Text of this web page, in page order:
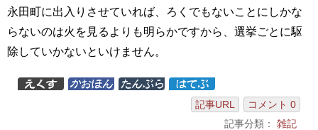
永田町に出入りさせていれば、ろくでもないことにしかな
らないのは火を見るよりも明らかですから、選挙ごとに駆
除していかないといけません。
記事URL
コメント 0
記事分類： 雑記